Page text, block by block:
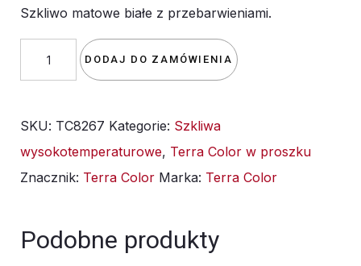
Szkliwo matowe białe z przebarwieniami.
Szkliwo
8267/TC
667-
Biały
-
DODAJ DO ZAMÓWIENIA
SKU: TC8267 Kategorie: Szkliwa
wysokotemperaturowe, Terra Color w proszku
Znacznik: Terra Color Marka: Terra Color
Podobne produkty